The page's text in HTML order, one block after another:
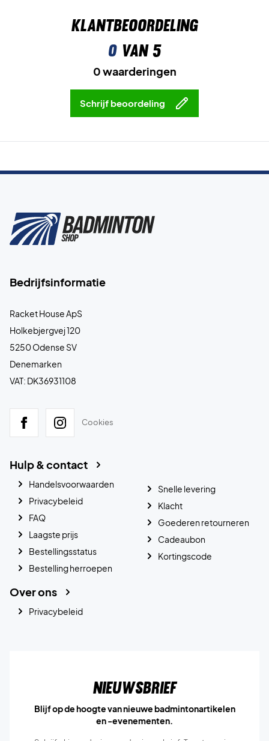
Klantbeoordeling
0van 5
0 waarderingen
Schrijf beoordeling
Bedrijfsinformatie
Racket House ApS
Holkebjergvej 120
5250 Odense SV
Denemarken
VAT: DK36931108
Cookies
Hulp & contact
Handelsvoorwaarden
Privacybeleid
FAQ
Laagste prijs
Bestellingsstatus
Bestelling herroepen
Snelle levering
Klacht
Goederen retourneren
Cadeaubon
Kortingscode
Over ons
Privacybeleid
Nieuwsbrief
Blijf op de hoogte van nieuwe badmintonartikelen
en -evenementen.